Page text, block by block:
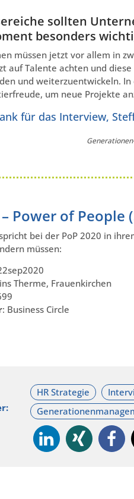
sollten
besonders
müssen jetzt vor allem in
auf Talente achten und
und weiterzuentwickeln.
um neue Projekte
für das Interview,
– Power of People
bei der PoP 2020 in
müssen:
Therme, Frauenkirchen
: Business Circle